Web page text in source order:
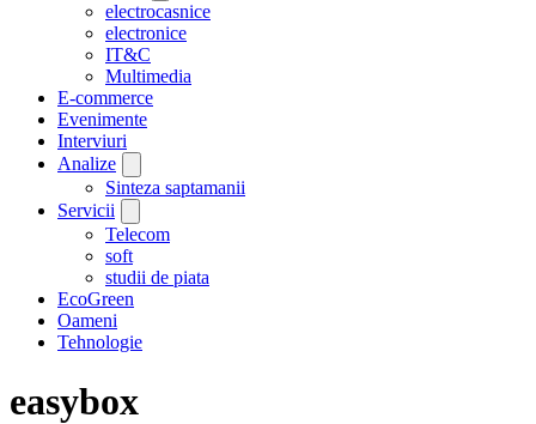
electrocasnice
electronice
IT&C
Multimedia
E-commerce
Evenimente
Interviuri
Analize
Sinteza saptamanii
Servicii
Telecom
soft
studii de piata
EcoGreen
Oameni
Tehnologie
easybox